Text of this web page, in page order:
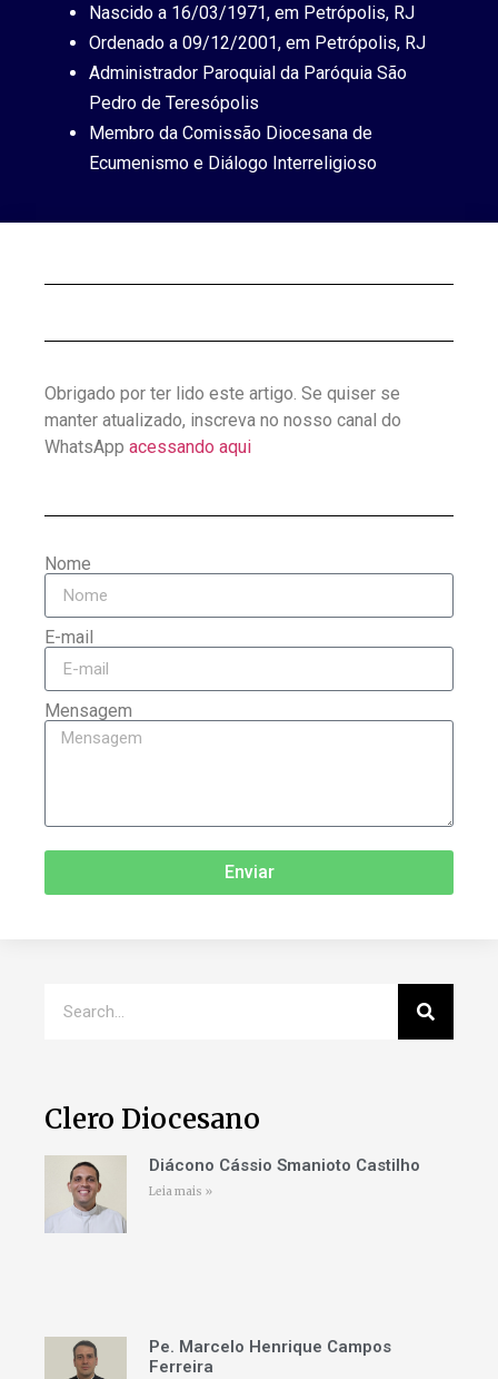
Nascido a 16/03/1971, em Petrópolis, RJ
Ordenado a 09/12/2001, em Petrópolis, RJ
Administrador Paroquial da Paróquia São
Pedro de Teresópolis
Membro da Comissão Diocesana de
Ecumenismo e Diálogo Interreligioso
Obrigado por ter lido este artigo. Se quiser se
manter atualizado, inscreva no nosso canal do
WhatsApp acessando aqui
Nome
E-mail
Mensagem
Enviar
Clero Diocesano
Diácono Cássio Smanioto Castilho
Leia mais »
Pe. Marcelo Henrique Campos
Ferreira